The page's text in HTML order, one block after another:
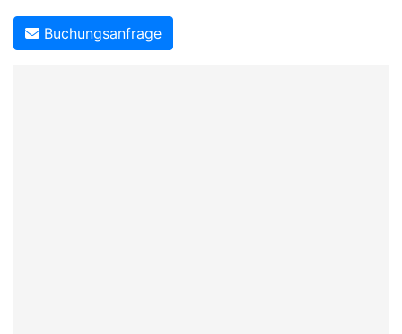
Buchungsanfrage